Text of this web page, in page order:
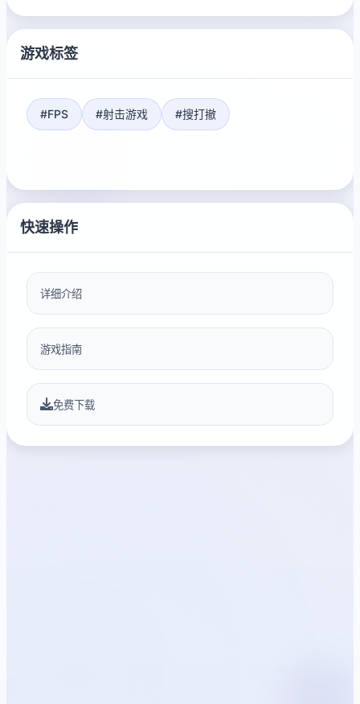
游戏标签
#FPS #射击游戏 #搜打撤
快速操作
详细介绍
游戏指南
免费下载